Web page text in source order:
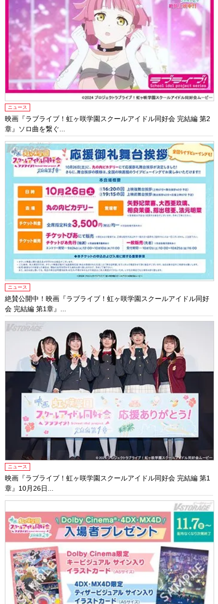
ニュース
映画『ラブライブ！虹ヶ咲学園スクールアイドル同好会 完結編 第2
章』ソロ曲を繋ぐ...
ニュース
絶賛公開中！映画『ラブライブ！虹ヶ咲学園スクールアイドル同好
会 完結編 第1章』...
ニュース
映画『ラブライブ！虹ヶ咲学園スクールアイドル同好会 完結編 第1
章』10月26日...